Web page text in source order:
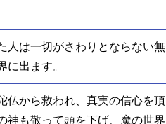
人は一切がさわりとならない無
に出ます。
仏から救われ、真実の信心を頂
神も敬って頭を下げ、魔の世界